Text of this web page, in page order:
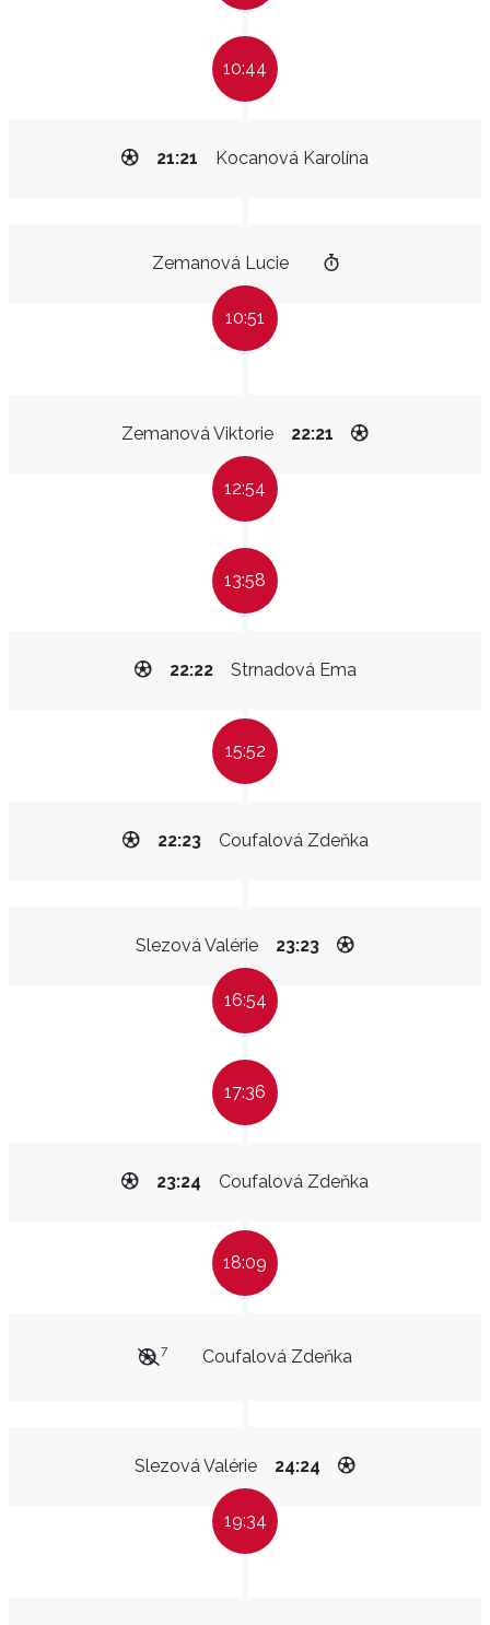
10:44
Kocanová Karolína
21:21
Zemanová Lucie
10:51
Zemanová Viktorie 22:21
12:54
13:58
Strnadová Ema
22:22
15:52
Coufalová Zdeňka
22:23
Slezová Valérie 23:23
16:54
17:36
Coufalová Zdeňka
23:24
18:09
Coufalová Zdeňka
7
Slezová Valérie 24:24
19:34